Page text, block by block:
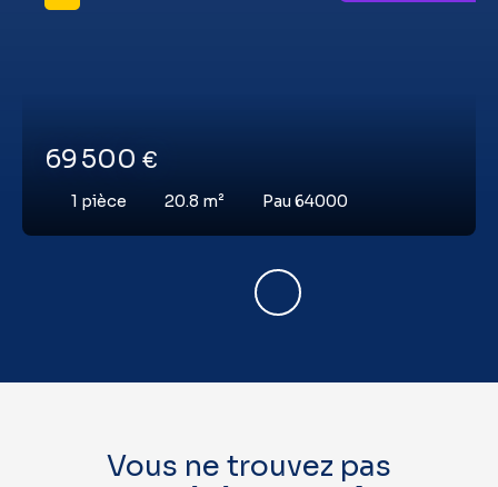
69 500 €
1 pièce 20.8 m² Pau 64000
Vous ne trouvez pas